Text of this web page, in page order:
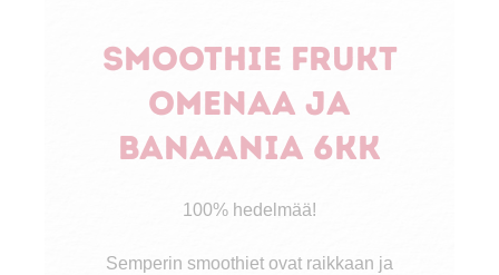
Smoothie frukt
omenaa ja
banaania 6kk
100% hedelmää!
Semperin smoothiet ovat raikkaan ja